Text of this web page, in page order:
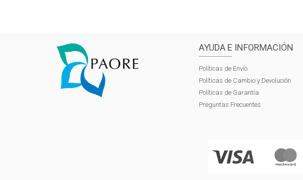
AYUDA E INFORMACIÓN
Políticas de Envío
Políticas de Cambio y Devolución
Políticas de Garantía
Preguntas Frecuentes